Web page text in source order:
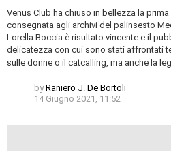
Venus Club ha chiuso in bellezza la
consegnata agli archivi del palinsesto
Lorella Boccia è risultato vincente e il
delicatezza con cui sono stati affrontati
sulle donne o il catcalling, ma anche la
by Raniero J. De Bortoli
14 Giugno 2021, 11:52